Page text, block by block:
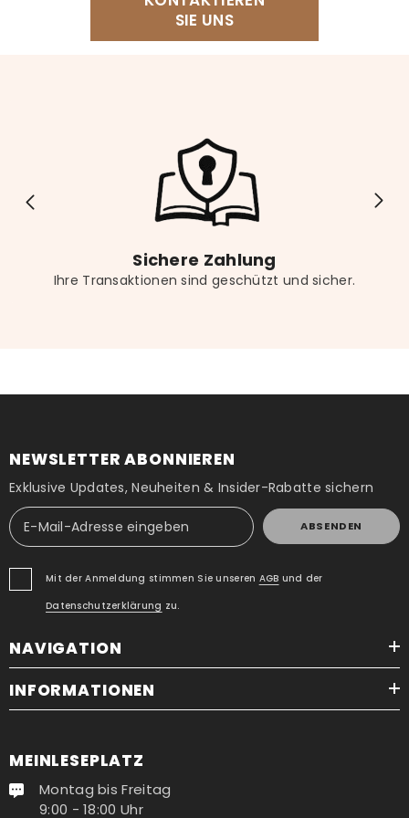
unser Lesekissen, einen bequemen Sessel, einen
Buchständer für freihändiges Lesen sowie eine
dekorative Buchstütze für Ihr Regal. Vergessen Sie
SIE UNS
Sichere Zahlung
Ihre Transaktionen sind geschützt und sicher.
NEWSLETTER ABONNIEREN
Exklusive Updates, Neuheiten & Insider-Rabatte sichern
ABSENDEN
Mit der Anmeldung stimmen Sie unseren AGB und der
Datenschutzerklärung zu.
NAVIGATION
INFORMATIONEN
MEINLESEPLATZ
Montag bis Freitag
9:00 - 18:00 Uhr